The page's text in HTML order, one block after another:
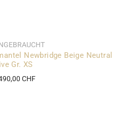
Newbridge Beige Neutral
Gr. XS
CHF